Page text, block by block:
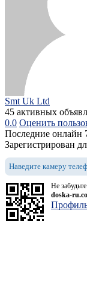
Smt Uk Ltd
45 активных
0.0 Оценить
Последние онлайн
Зарегистрирован
Наведите камеру
Не
doska-